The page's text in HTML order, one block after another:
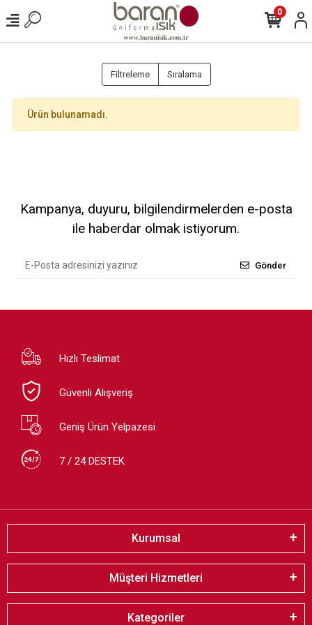
0
Filtreleme Sıralama
Ürün bulunamadı.
Kampanya, duyuru, bilgilendirmelerden e-posta
ile haberdar olmak istiyorum.
Gönder
Hızlı Teslimat
Güvenli Alışveriş
Geniş Ürün Yelpazesi
7 / 24 DESTEK
Kurumsal
Müşteri Hizmetleri
Kategoriler